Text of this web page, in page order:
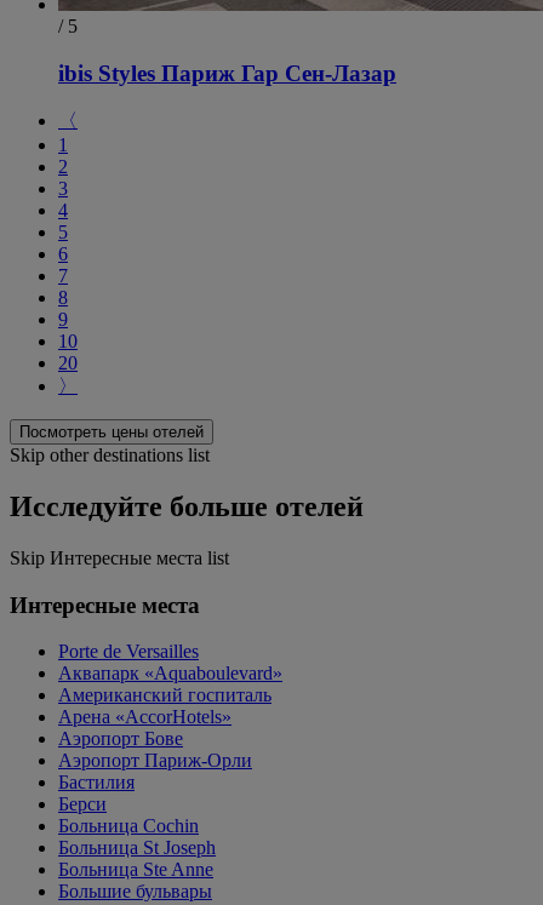
/ 5
ibis Styles Париж Гар Сен-Лазар
〈
1
2
3
4
5
6
7
8
9
10
20
〉
Посмотреть цены отелей
Skip other destinations list
Исследуйте больше отелей
Skip Интересные места list
Интересные места
Porte de Versailles
Аквапарк «Aquaboulevard»
Американский госпиталь
Арена «AccorHotels»
Аэропорт Бове
Аэропорт Париж-Орли
Бастилия
Берси
Больница Cochin
Больница St Joseph
Больница Ste Anne
Большие бульвары